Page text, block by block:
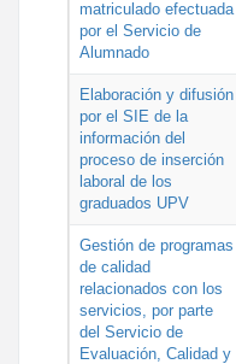
matriculado efectuada
por el Servicio de
Alumnado
Elaboración y difusión
por el SIE de la
información del
proceso de inserción
laboral de los
graduados UPV
Gestión de programas
de calidad
relacionados con los
servicios, por parte
del Servicio de
Evaluación, Calidad y